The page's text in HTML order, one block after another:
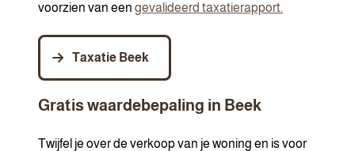
voorzien van een gevalideerd taxatierapport.
Taxatie Beek
Gratis waardebepaling in Beek
Twijfel je over de verkoop van je woning en is voor